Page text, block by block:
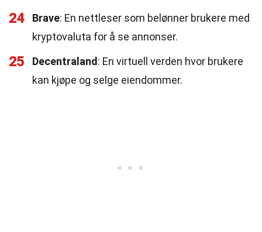
24 Brave: En nettleser som belønner brukere med
kryptovaluta for å se annonser.
25 Decentraland : En virtuell verden hvor brukere
kan kjøpe og selge eiendommer.